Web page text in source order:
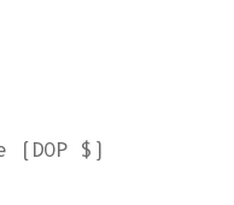
(DOP $)